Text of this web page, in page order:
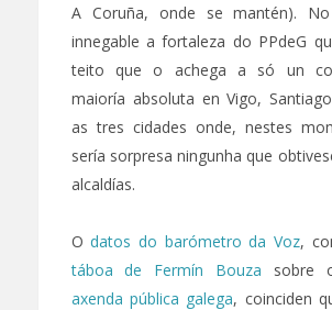
A Coruña, onde se mantén).
innegable a fortaleza do PPdeG
teito que o achega a só un
maioría absoluta en Vigo,
as tres cidades onde, nestes
sería sorpresa ningunha que
alcaldías.
Odatos do barómetro da Voz,
táboa de Fermín Bouza sobre
axenda pública galega, coinciden